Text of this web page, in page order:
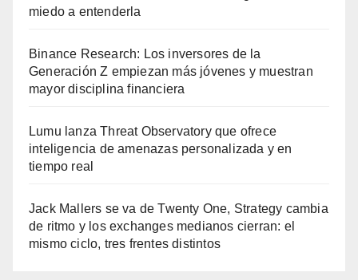
miedo a entenderla
Binance Research: Los inversores de la
Generación Z empiezan más jóvenes y muestran
mayor disciplina financiera
Lumu lanza Threat Observatory que ofrece
inteligencia de amenazas personalizada y en
tiempo real
Jack Mallers se va de Twenty One, Strategy cambia
de ritmo y los exchanges medianos cierran: el
mismo ciclo, tres frentes distintos